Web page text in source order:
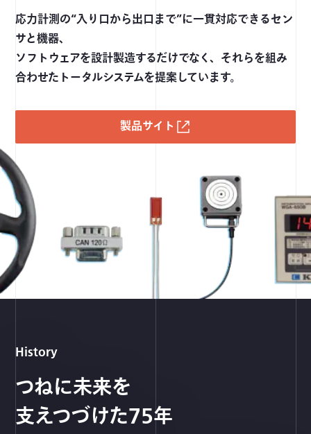
応力計測の“入り口から出口まで”に一貫対応できるセン
サと機器、
ソフトウェアを設計製造するだけでなく、それらを組み
合わせたトータルシステムを提案しています。
製品サイト
History
つねに未来を
支えつづけた75年